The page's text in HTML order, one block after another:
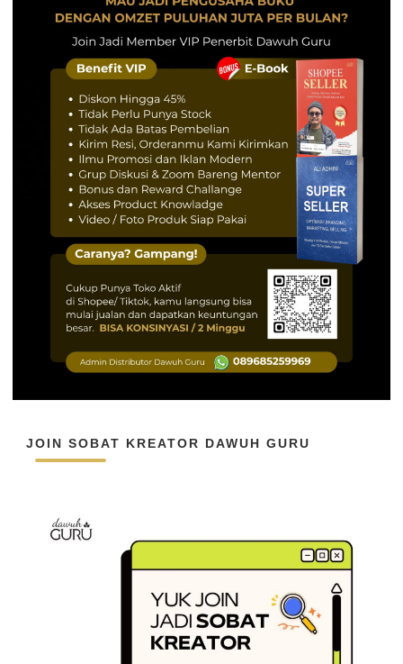
JOIN SOBAT KREATOR DAWUH GURU